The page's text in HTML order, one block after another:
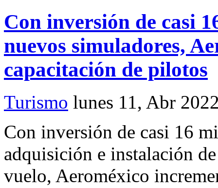
Con inversión de casi
nuevos simuladores,
capacitación de pilotos
Turismo lunes 11, Abr
Con inversión de casi 16
adquisición e instalación
vuelo, Aeroméxico